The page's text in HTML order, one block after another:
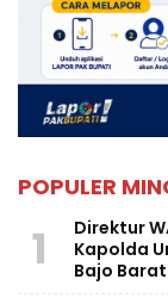
POPULER
1
Direktur
Kapolda
Bajo Barat